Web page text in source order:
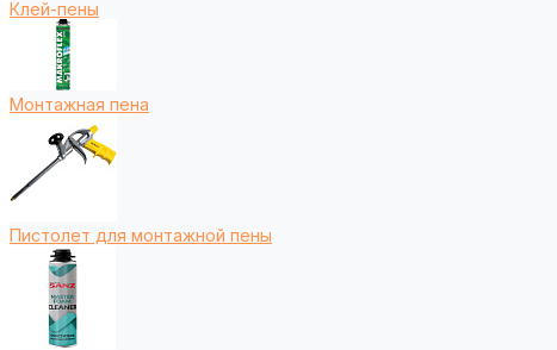
Клей-пены
Монтажная пена
Пистолет для монтажной пены